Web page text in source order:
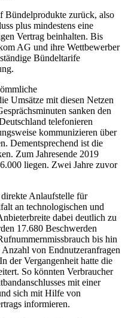
Bündelprodukte zurück, also
plus mindestens eine
Vertrag beinhalten. Bis
AG und ihre Wettbewerber
Bündeltarife
Umsätze mit diesen Netzen
sanken den
telefonieren
kommunizieren über
Dementsprechend ist die
Zum Jahresende 2019
liegen. Zwei Jahre zuvor
Anlaufstelle für
an technologischen und
dabei deutlich zu
17.680 Beschwerden
bis hin
von Endnutzeranfragen
der Vergangenheit hatte die
So könnten Verbraucher
mit einer
sich mit Hilfe von
informieren.